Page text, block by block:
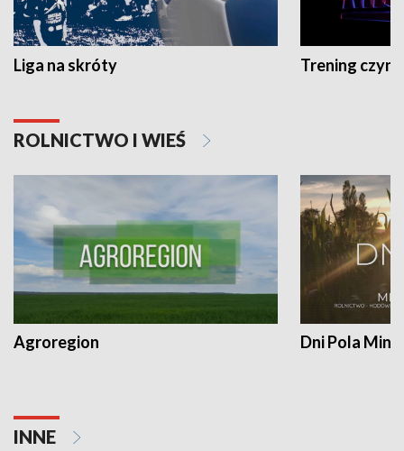
Liga na skróty Trening czyni
ROLNICTWO I WIEŚ
Agroregion Dni Pola
INNE